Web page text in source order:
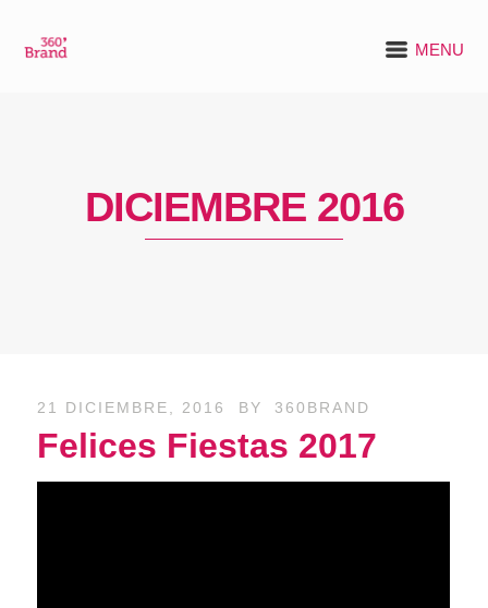
MENU
DICIEMBRE 2016
21 DICIEMBRE, 2016 BY 360BRAND
Felices Fiestas 2017